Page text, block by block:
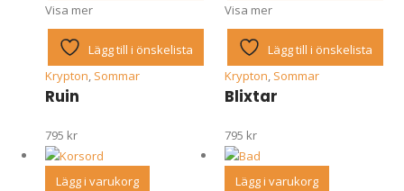
Visa mer
Lägg till i önskelista
Krypton Sommar
Ruin
795 kr
Visa mer
Lägg till i önskelista
Krypton Sommar
Blixtar
795 kr
Lägg i varukorg Lägg i varukorg